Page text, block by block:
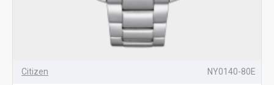
Citizen NY0140-80E